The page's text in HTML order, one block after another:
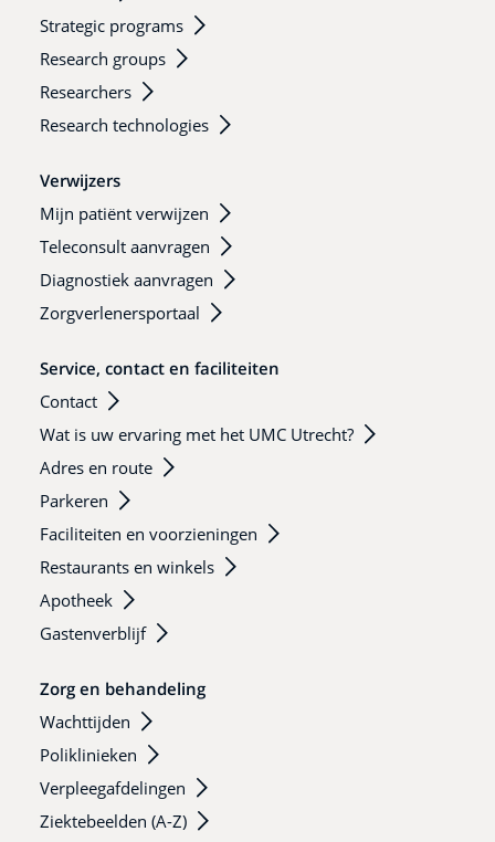
Strategic programs
Research groups
Researchers
Research technologies
Verwijzers
Mijn patiënt verwijzen
Teleconsult aanvragen
Diagnostiek aanvragen
Zorgverlenersportaal
Service, contact en faciliteiten
Contact
Wat is uw ervaring met het UMC Utrecht?
Adres en route
Parkeren
Faciliteiten en voorzieningen
Restaurants en winkels
Apotheek
Gastenverblijf
Zorg en behandeling
Wachttijden
Poliklinieken
Verpleegafdelingen
Ziektebeelden (A-Z)